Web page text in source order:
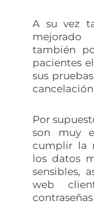
A su vez
también
pacientes
sus
Por
son muy
cumplir la
los datos
sensibles,
web